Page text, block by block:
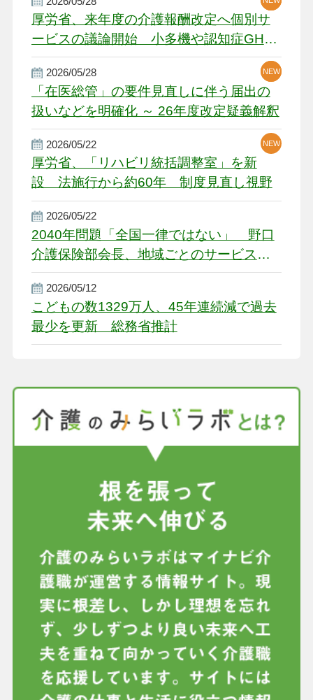
厚労省、来年度の介護報酬改定へ個別サ
ービスの議論開始 小多機や認知症GH、
厳しい経営環境に危機感
2026/05/28
「在医総管」の要件見直しに伴う届出の
扱いなどを明確化 ～ 26年度改定疑義解釈
NEW
NEW
2026/05/22
厚労省、「リハビリ統括調整室」を新
設 法施行から約60年 制度見直し視野
NEW
2026/05/22
2040年問題「全国一律ではない」 野口
介護保険部会長、地域ごとのサービス基
盤整備を促す
2026/05/12
こどもの数1329万人、45年連続減で過去
最少を更新 総務省推計